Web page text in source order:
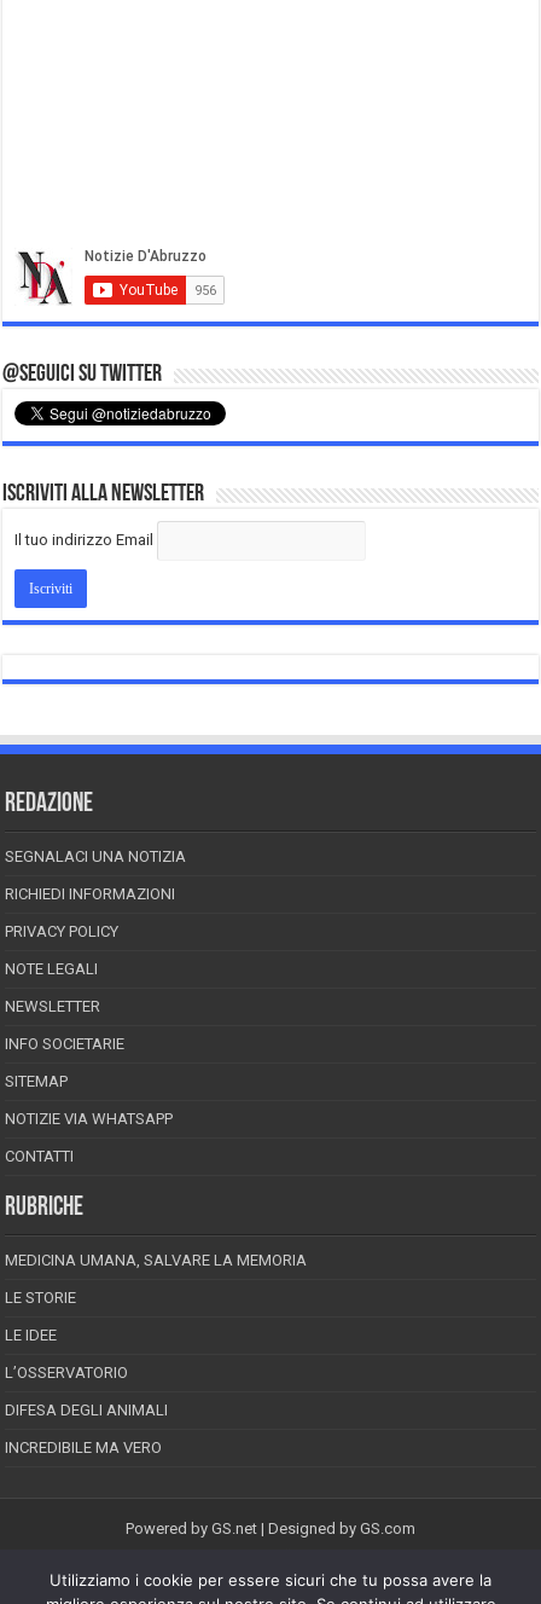
@Seguici su Twitter
Iscriviti alla Newsletter
Il tuo indirizzo Email
REDAZIONE
SEGNALACI UNA NOTIZIA
RICHIEDI INFORMAZIONI
PRIVACY POLICY
NOTE LEGALI
NEWSLETTER
INFO SOCIETARIE
SITEMAP
NOTIZIE VIA WHATSAPP
CONTATTI
RUBRICHE
MEDICINA UMANA, SALVARE LA MEMORIA
LE STORIE
LE IDEE
L’OSSERVATORIO
DIFESA DEGLI ANIMALI
INCREDIBILE MA VERO
Powered by GS.net | Designed by GS.com
EPINEION EDITRICE S.R.L.P.Iva 02008710689
Utilizziamo i cookie per essere sicuri che tu possa avere la